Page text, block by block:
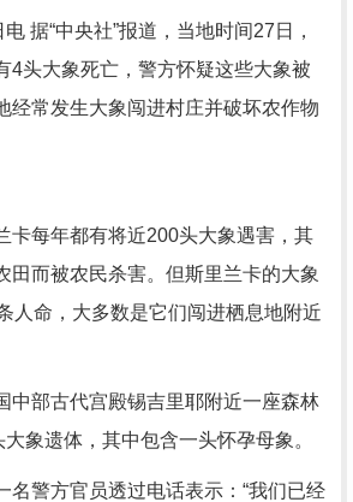
“中央社”报道，当地时间27日，
4头大象死亡，警方怀疑这些大象被
经常发生大象闯进村庄并破坏农作物
每年都有将近200头大象遇害，其
田而被农民杀害。但斯里兰卡的大象
人命，大多数是它们闯进栖息地附近
部古代宫殿锡吉里耶附近一座森林
象遗体，其中包含一头怀孕母象。
警方官员透过电话表示：“我们已经